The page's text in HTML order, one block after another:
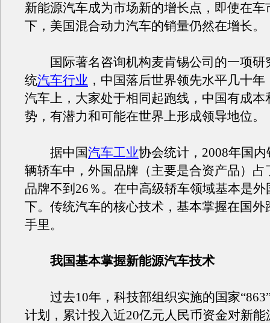
新能源汽车成为市场新的增长点，即使在车
下，美国混合动力汽车的销量仍然在增长。
国际著名咨询机构麦肯锡公司的一项研
统汽车行业 ，中国落后世界领先水平几十
汽车上，大家处于相同起跑线，中国有成本
势，有潜力和可能在世界上形成领导地位。
据中国汽车工业协会统计，2008年国
辆轿车中，外国品牌（主要是合资产品）占
品牌不到26％。在中高级轿车领域基本是外
下。传统汽车的核心技术，基本掌握在国外
手里。
我国基本掌握新能源汽车技术
过去10年，科技部组织实施的国家
计划，累计投入近20亿元人民币资金对新